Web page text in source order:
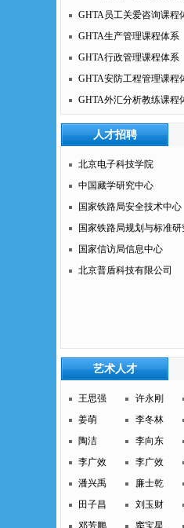
电子商务师
价格：60
GHTA员工关爱咨询课程
GHTA生产管理课程体系
GHTA行政管理课程体系
GHTA安防工程管理课程
GHTA外汇分析教练课程
人才招聘
北京电子科技学院
中国藏学研究中心
国家铁路局安全技术中心
国家铁路局规划与标准研
国家信访局信息中心
北京普盾科技有限公司
艺术人才
王思强 许永刚
姜萌
李冬林
陶洁
李向东
李广效
李广效
潘兴禹
廉士乾
田子昌
刘玉财
邓芳鹏
窦宝星